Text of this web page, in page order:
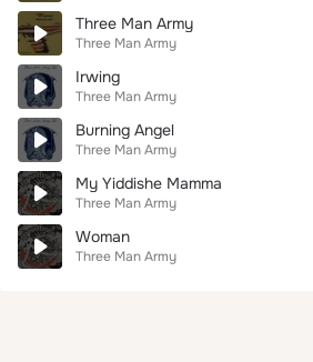
Three Man Army
Three Man Army
Irwing
Three Man Army
Burning Angel
Three Man Army
My Yiddishe Mamma
Three Man Army
Woman
Three Man Army